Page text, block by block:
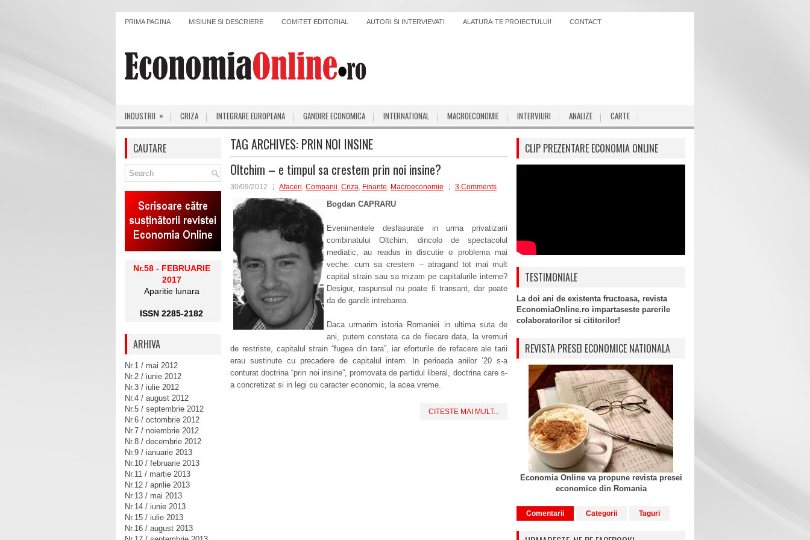
PRIMA PAGINA MISIUNE SI DESCRIERE COMITET EDITORIAL AUTORI SI INTERVIEVATI ALATURA-TE PROIECTULUI! CONTACT
INDUSTRII » CRIZA INTEGRARE EUROPEANA GANDIRE ECONOMICA INTERNATIONAL MACROECONOMIE INTERVIURI ANALIZE CARTE
TAG ARCHIVES: PRIN NOI INSINE
Oltchim – e timpul sa crestem prin noi insine?
30/09/2012 Afaceri, Companii, Criza, Finante, Macroeconomie 3 Comments
Bogdan CAPRARU
Evenimentele desfasurate in urma privatizarii
combinatului Oltchim, dincolo de spectacolul
mediatic, au readus in discutie o problema mai
veche: cum sa crestem – atragand tot mai mult
capital strain sau sa mizam pe capitalurile interne?
Desigur, raspunsul nu poate fi transant, dar poate
da de gandit intrebarea.
Daca urmarim istoria Romaniei in ultima suta de
ani, putem constata ca de fiecare data, la vremuri
de restriste, capitalul strain “fugea din tara”, iar eforturile de refacere ale tarii
erau sustinute cu precadere de capitalul intern. In perioada anilor ’20 s-a
conturat doctrina “prin noi insine”, promovata de partidul liberal, doctrina care s-
a concretizat si in legi cu caracter economic, la acea vreme.
CITESTE MAI MULT...
CAUTARE
Nr.58 - FEBRUARIE
2017
Aparitie lunara
ISSN 2285-2182
ARHIVA
Nr.1 / mai 2012
Nr.2 / iunie 2012
Nr.3 / iulie 2012
Nr.4 / august 2012
Nr.5 / septembrie 2012
Nr.6 / octombrie 2012
Nr.7 / noiembrie 2012
Nr.8 / decembrie 2012
Nr.9 / ianuarie 2013
Nr.10 / februarie 2013
Nr.11 / martie 2013
Nr.12 / aprilie 2013
Nr.13 / mai 2013
Nr.14 / iunie 2013
Nr.15 / iulie 2013
Nr.16 / august 2013
CLIP PREZENTARE ECONOMIA ONLINE
TESTIMONIALE
La doi ani de existenta fructoasa, revista
EconomiaOnline.ro impartaseste parerile
colaboratorilor si cititorilor!
REVISTA PRESEI ECONOMICE NATIONALA
Economia Online va propune revista presei
economice din Romania
Comentarii Categorii Taguri